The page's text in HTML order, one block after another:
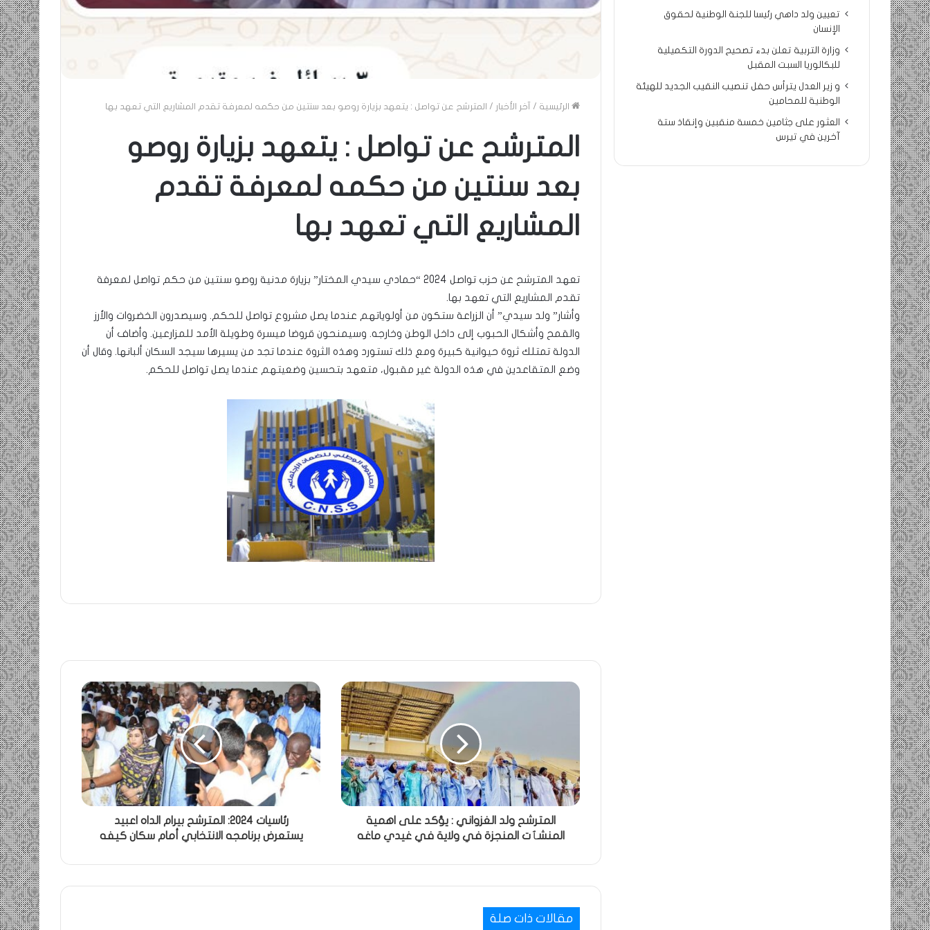
الرئيسية / آخر الأخبار / المترشح عن تواصل : يتعهد بزيارة روصو بعد سنتين من حكمه لمعرفة تقدم المشاريع التي تعهد بها
المترشح عن تواصل : يتعهد بزيارة روصو
بعد سنتين من حكمه لمعرفة تقدم
المشاريع التي تعهد بها
تعهد المترشح عن حزب تواصل 2024 “حمادي سيدي المختار” بزيارة مدنية روصو سنتين من حكم تواصل لمعرفة
تقدم المشاريع التي تعهد بها.
وأشار” ولد سيدي” أن الزراعة ستكون من أولوياتهم عندما يصل مشروع تواصل للحكم. وسيصدرون الخضروات والأرز
والقمح وأشكال الحبوب إلى داخل الوطن وخارجه. وسيمنحون قروضا ميسرة وطويلة الأمد للمزارعين. وأضاف أن
الدولة تمتلك ثروة حيوانية كبيرة ومع ذلك تستورد وهذه الثروة عندما تجد من يسيرها سيجد السكان ألبانها. وقال أن
وضع المتقاعدين في هذه الدولة غير مقبول، متعهد بتحسين وضعيتهم عندما يصل تواصل للحكم.
المترشح ولد الغزواني : يؤكد على اهمية
المنشٱت المنجزة في ولاية في غيدي ماغه
رئاسيات 2024: المترشح بيرام الداه اعبيد
يستعرض برنامجه الانتخابي أمام سكان كيفه
مقالات ذات صلة
تعيين ولد داهي رئيسا للجنة الوطنية لحقوق
الإنسان
وزارة التربية تعلن بدء تصحيح الدورة التكميلية
للبكالوريا السبت المقبل
و زير العدل يترأس حفل تنصيب النقيب الجديد للهيئة
الوطنية للمحامين
العثور على جثامين خمسة منقبين وإنقاذ ستة
آخرين في تيرس